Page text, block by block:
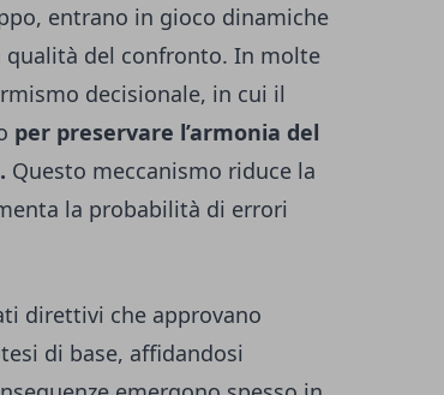
entrano in gioco dinamiche
qualità del confronto. In molte
decisionale, in cui il
per preservare l’armonia del
Questo meccanismo riduce la
la probabilità di errori
direttivi che approvano
di base, affidandosi